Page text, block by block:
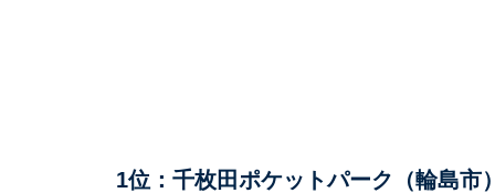
1位：千枚田ポケットパーク（輪島市